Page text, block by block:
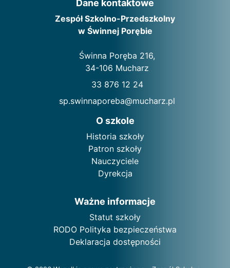
Dane kontaktowe
Zespół Szkolno-Przedszkolny
w Świnnej Porębie
Świnna Poręba 216,
34-106 Mucharz
33 876 12 24
sp.swinnaporeba@mucharz.pl
O szkole
Historia szkoły
Patron szkoły
Nauczyciele
Dyrekcja
Ważne informacje
Statut szkoły
RODO Polityka bezpieczeństwa
Deklaracja dostępności